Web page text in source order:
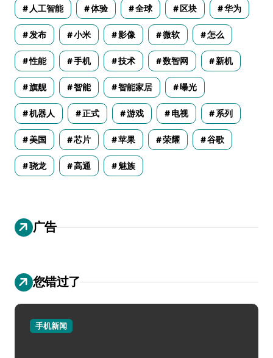
人工智能 体验 全球 区块 华为
发布 小米 影像 微软 怎么
性能 手机 技术 数智网 新机
旗舰 智能 智能家居 曝光
机器人 正式 游戏 电视 系列
美国 芯片 苹果 荣耀 谷歌
骁龙 高通 魅族
广告
您错过了
手机新闻